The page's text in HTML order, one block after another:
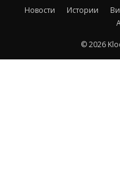
Новости Истории
© 2026